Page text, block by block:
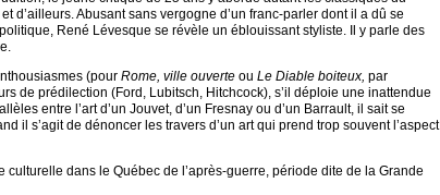
d’ailleurs. Abusant sans vergogne d’un franc-parler dont il a dû se
René Lévesque se révèle un éblouissant styliste. Il y parle des
(pour Rome, ville ouverte ou Le Diable boiteux, par
de prédilection (Ford, Lubitsch, Hitchcock), s’il déploie une inattendue
entre l’art d’un Jouvet, d’un Fresnay ou d’un Barrault, il sait se
il s’agit de dénoncer les travers d’un art qui prend trop souvent l’aspect
culturelle dans le Québec de l’après-guerre, période dite de la Grande